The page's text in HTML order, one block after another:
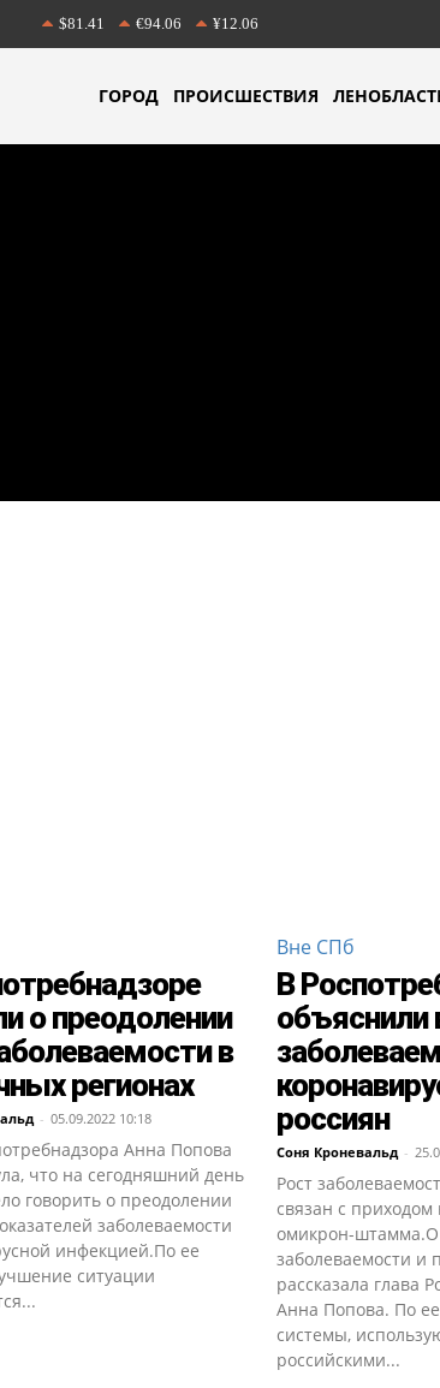
$81.41 €94.06 ¥12.06
ГОРОД ПРОИСШЕСТВИЯ
о преодолении
в
регионах
- 05.09.2022 10:18
Анна Попова
что на сегодняшний день
говорить о преодолении
заболеваемости
инфекцией.По ее
ситуации
Вне СПб
В
объяснили
россиян
Соня Кроневальд -
Рост
связан с
омикрон-штамма.О
заболеваемости и
рассказала глава
Анна Попова. По ее
системы,
российскими...